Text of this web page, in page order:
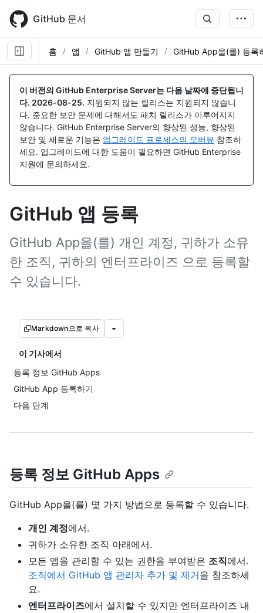
main
content
GitHub 문서
홈 앱 GitHub 앱 만들기 GitHub App을(를) 등록
이 버전의 GitHub Enterprise Server는 다음 날짜에 중단됩니
다. 2026-08-25. 지원되지 않는 릴리스는 지원되지 않습니
다. 중요한 보안 문제에 대해서도 패치 릴리스가 이루어지지
않습니다. GitHub Enterprise Server의 향상된 성능, 향상된
보안 및 새로운 기능은 업그레이드 프로세스의 오버뷰 참조하
세요. 업그레이드에 대한 도움이 필요하면 GitHub Enterprise
지원에 문의하세요.
GitHub 앱 등록
GitHub App을(를) 개인 계정, 귀하가 소유
한 조직, 귀하의 엔터프라이즈 으로 등록할
수 있습니다.
Markdown으로 복사
이 기사에서
등록 정보 GitHub Apps
GitHub App 등록하기
다음 단계
등록 정보 GitHub Apps
GitHub App을(를) 몇 가지 방법으로 등록할 수 있습니다.
개인 계정에서.
귀하가 소유한 조직 아래에서.
모든 앱을 관리할 수 있는 권한을 부여받은 조직에서.
조직에서 GitHub 앱 관리자 추가 및 제거을 참조하세
요.
엔터프라이즈에서 설치할 수 있지만 엔터프라이즈 내